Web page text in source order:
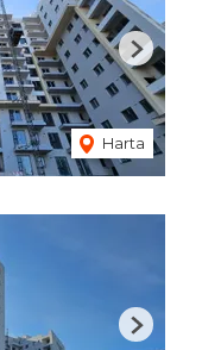
Harta
Next
Next